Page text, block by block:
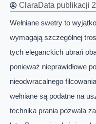
ClaraData publikacji
Wełniane swetry to
wymagają szczególnej
tych eleganckich ubrań
ponieważ nieprawidłowe
nieodwracalnego
wełniane są podatne na
technika prania pozwala